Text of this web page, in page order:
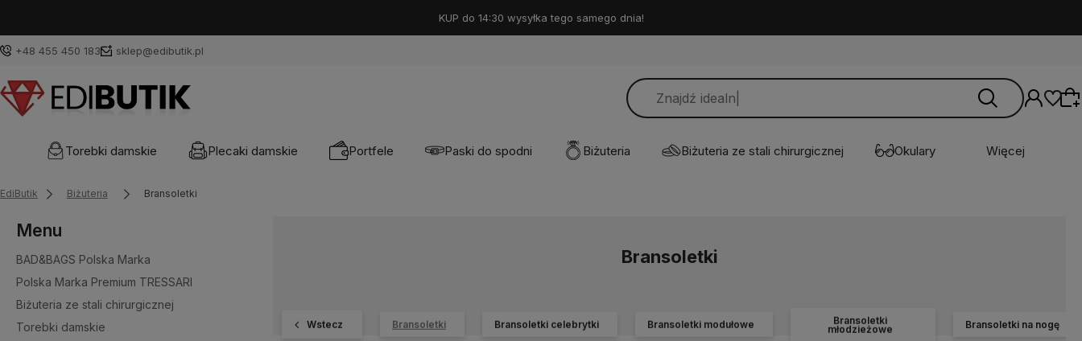
KUP do 14:30 wysyłka tego samego dnia!
+48 455 450 183 sklep@edibutik.pl
Torebki damskie Plecaki damskie Portfele Paski do spodni Biżuteria Biżuteria ze stali chirurgicznej Okulary Więcej
EdiButik Biżuteria Bransoletki
Menu
BAD&BAGS Polska Marka
Polska Marka Premium TRESSARI
Biżuteria ze stali chirurgicznej
Torebki damskie
Bransoletki
Wstecz Bransoletki Bransoletki celebrytki Bransoletki modułowe Bransoletki
młodzieżowe Bransoletki na nogę